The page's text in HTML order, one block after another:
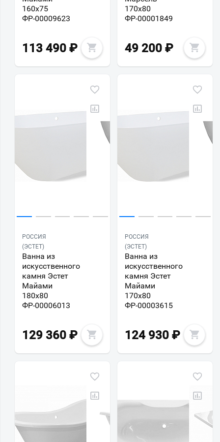
160х75
ФР-00009623
113 490 ₽
170x80
ФР-00001849
49 200 ₽
РОССИЯ
(ЭСТЕТ)
Ванна из
искусственного
камня Эстет
Майами
180x80
ФР-00006013
129 360 ₽
РОССИЯ
(ЭСТЕТ)
Ванна из
искусственного
камня Эстет
Майами
170x80
ФР-00003615
124 930 ₽